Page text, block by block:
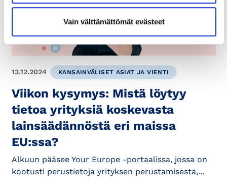
Vain välttämättömät evästeet
13.12.2024 KANSAINVÄLISET ASIAT JA VIENTI
Viikon kysymys: Mistä löytyy
tietoa yrityksiä koskevasta
lainsäädännöstä eri maissa
EU:ssa?
Alkuun pääsee Your Europe -portaalissa, jossa on
kootusti perustietoja yrityksen perustamisesta,...